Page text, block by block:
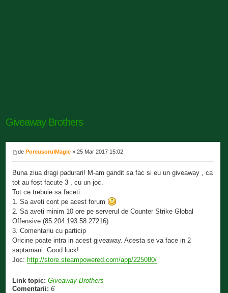
Giveaway Brothers
dePorcusorulMagic » 25 Mar 2017 15:02
Buna ziua dragi padurari! M-am gandit sa fac si eu un giveaway , ca
tot au fost facute 3 , cu un joc.
Tot ce trebuie sa faceti:
1. Sa aveti cont pe acest forum
2. Sa aveti minim 10 ore pe serverul de Counter Strike Global
Offensive (85.204.193.58:27216)
3. Comentariu cu particip
Oricine poate intra in acest giveaway. Acesta se va face in 2
saptamani. Good luck!
Joc:http://store.steampowered.com/app/225080/
Link topic: Giveaway Brothers
Comentarii: 6